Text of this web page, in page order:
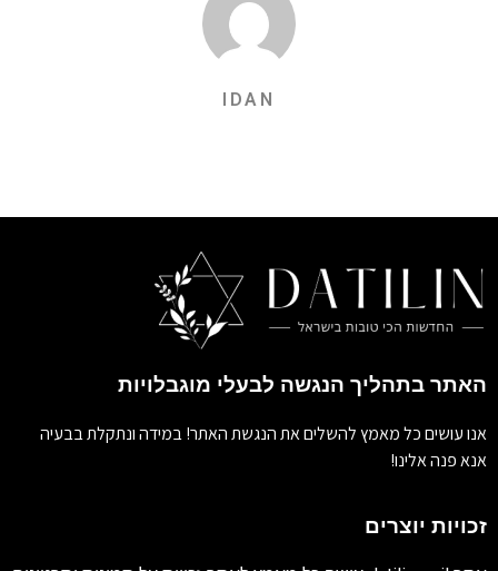
IDAN
האתר בתהליך הנגשה לבעלי מוגבלויות
אנו עושים כל מאמץ להשלים את הנגשת האתר! במידה ונתקלת בבעיה
אנא פנה אלינו!
זכויות יוצרים